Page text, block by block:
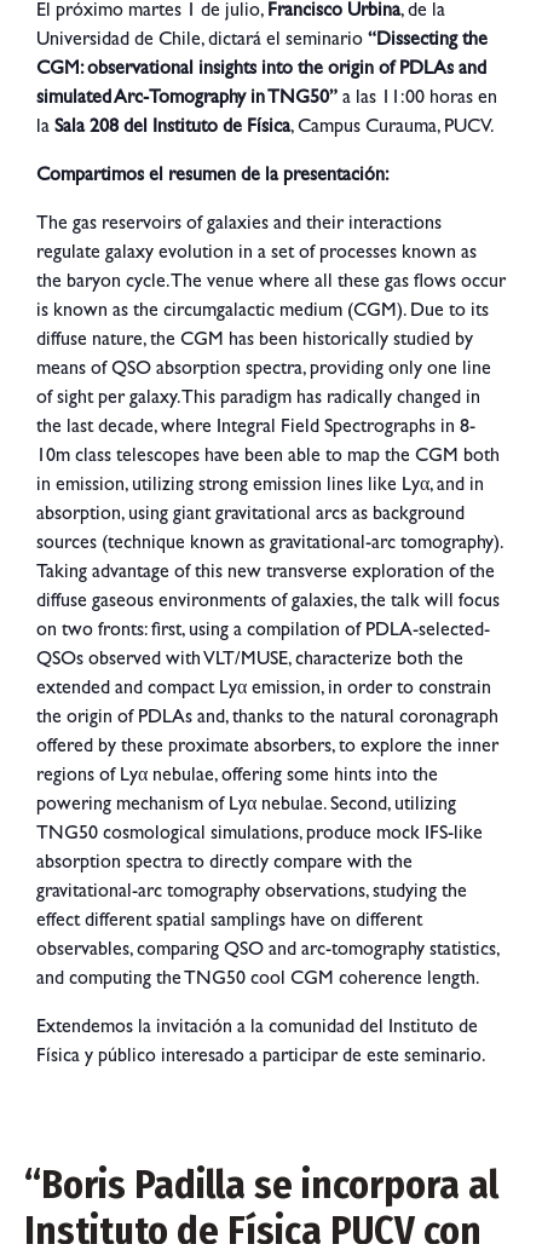
El próximo martes 1 de julio, Francisco Urbina, de la
Universidad de Chile, dictará el seminario “Dissecting the
CGM: observational insights into the origin of PDLAs and
simulated Arc-Tomography in TNG50” a las 11:00 horas en
la Sala 208 del Instituto de Física, Campus Curauma, PUCV.
Compartimos el resumen de la presentación:
The gas reservoirs of galaxies and their interactions
regulate galaxy evolution in a set of processes known as
the baryon cycle. The venue where all these gas flows occur
is known as the circumgalactic medium (CGM). Due to its
diffuse nature, the CGM has been historically studied by
means of QSO absorption spectra, providing only one line
of sight per galaxy. This paradigm has radically changed in
the last decade, where Integral Field Spectrographs in 8-
10m class telescopes have been able to map the CGM both
in emission, utilizing strong emission lines like Lyα, and in
absorption, using giant gravitational arcs as background
sources (technique known as gravitational-arc tomography).
Taking advantage of this new transverse exploration of the
diffuse gaseous environments of galaxies, the talk will focus
on two fronts: first, using a compilation of PDLA-selected-
QSOs observed with VLT/MUSE, characterize both the
extended and compact Lyα emission, in order to constrain
the origin of PDLAs and, thanks to the natural coronagraph
offered by these proximate absorbers, to explore the inner
regions of Lyα nebulae, offering some hints into the
powering mechanism of Lyα nebulae. Second, utilizing
TNG50 cosmological simulations, produce mock IFS-like
absorption spectra to directly compare with the
gravitational-arc tomography observations, studying the
effect different spatial samplings have on different
observables, comparing QSO and arc-tomography statistics,
and computing the TNG50 cool CGM coherence length.
Extendemos la invitación a la comunidad del Instituto de
Física y público interesado a participar de este seminario.
“Boris Padilla se incorpora al
Instituto de Física PUCV con